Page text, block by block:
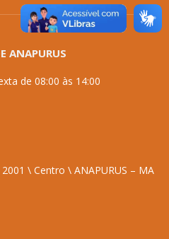
ANAPURUS
de 08:00 às 14:00
\ Centro \ ANAPURUS – MA